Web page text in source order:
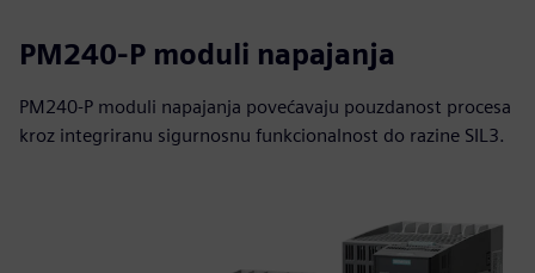
PM240-P moduli napajanja
PM240-P moduli napajanja povećavaju pouzdanost procesa
kroz integriranu sigurnosnu funkcionalnost do razine SIL3.